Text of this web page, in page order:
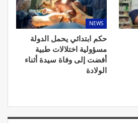
NEWS
حكم ابتدائي يحمل الدولة
مسؤولية اختلالات طبية
أفضت إلى وفاة سيدة أثناء
الولادة